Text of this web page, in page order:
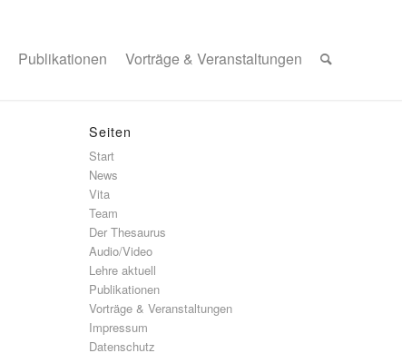
Publikationen Vorträge & Veranstaltungen
Seiten
Start
News
Vita
Team
Der Thesaurus
Audio/Video
Lehre aktuell
Publikationen
Vorträge & Veranstaltungen
Impressum
Datenschutz